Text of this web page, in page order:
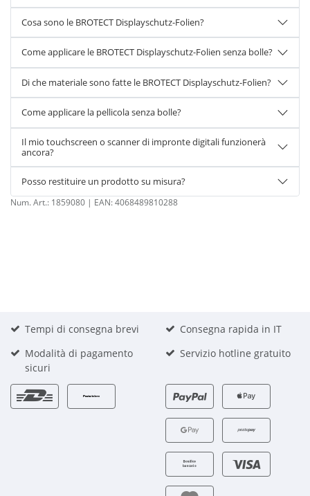
Cosa sono le BROTECT Displayschutz-Folien?
Come applicare le BROTECT Displayschutz-Folien senza bolle?
Di che materiale sono fatte le BROTECT Displayschutz-Folien?
Come applicare la pellicola senza bolle?
Il mio touchscreen o scanner di impronte digitali funzionerà
ancora?
Posso restituire un prodotto su misura?
Num. Art.: 1859080 | EAN:4068489810288
Tempi di consegna brevi
Consegna rapida in IT
Modalità di pagamento
sicuri
Servizio hotline gratuito